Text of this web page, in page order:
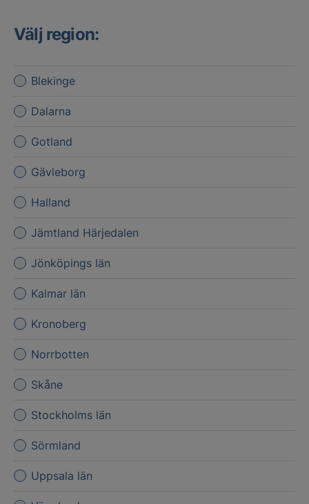
Välj region:
Blekinge
Dalarna
Gotland
Gävleborg
Halland
Jämtland Härjedalen
Jönköpings län
Kalmar län
Kronoberg
Norrbotten
Skåne
Stockholms län
Sörmland
Uppsala län